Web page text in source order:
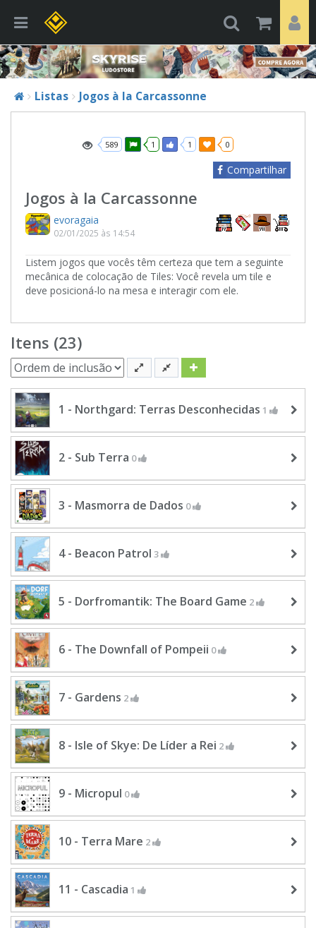
Listas Jogos à la Carcassonne
589 1 1 0
Compartilhar
Jogos à la Carcassonne
evoragaia
02/01/2025 às 14:54
Listem jogos que vocês têm certeza que tem a seguinte
mecânica de colocação de Tiles: Você revela um tile e
deve posicioná-lo na mesa e interagir com ele.
Itens (23)
1 - Northgard: Terras Desconhecidas 1
2 - Sub Terra 0
3 - Masmorra de Dados 0
4 - Beacon Patrol 3
5 - Dorfromantik: The Board Game 2
6 - The Downfall of Pompeii 0
7 - Gardens 2
8 - Isle of Skye: De Líder a Rei 2
9 - Micropul 0
10 - Terra Mare 2
11 - Cascadia 1